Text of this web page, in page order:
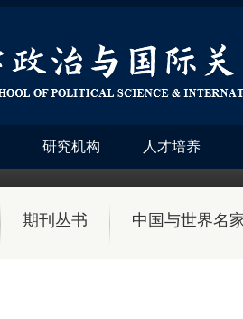
研究机构 人才培养
期刊丛书 中国与世界名